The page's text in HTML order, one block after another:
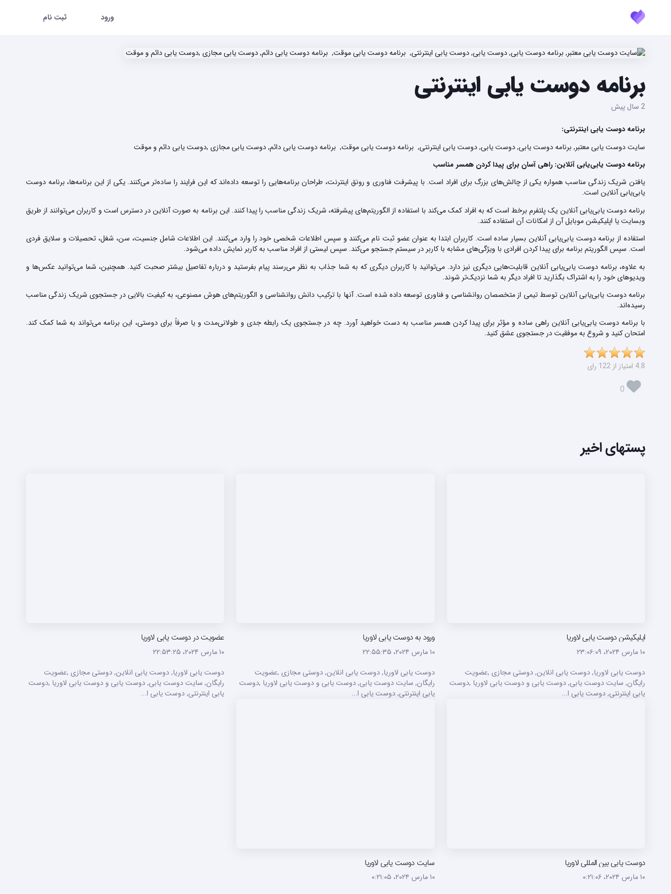
ورود ثبت نام
برنامه دوست یابی اینترنتی
2 سال پیش
برنامه دوست یابی اینترنتی:
سایت دوست یابی معتبر, برنامه دوست یابی, دوست یابی, دوست یابی اینترنتی, برنامه دوست یابی موقت, برنامه دوست یابی دائم, دوست یابی مجازی ,دوست یابی دائم و موقت
برنامه دوست یابی‌یابی آنلاین: راهی آسان برای پیدا کردن همسر مناسب
یافتن شریک زندگی مناسب همواره یکی از چالش‌های بزرگ برای افراد است. با پیشرفت فناوری و رونق اینترنت، طراحان برنامه‌هایی را توسعه داده‌اند که این فرایند را ساده‌تر می‌کنند. یکی از این برنامه‌ها، برنامه دوست
یابی‌یابی آنلاین است.
برنامه دوست یابی‌یابی آنلاین یک پلتفرم برخط است که به افراد کمک می‌کند با استفاده از الگوریتم‌های پیشرفته، شریک زندگی مناسب را پیدا کنند. این برنامه به صورت آنلاین در دسترس است و کاربران می‌توانند از طریق
وبسایت یا اپلیکیشن موبایل آن از امکانات آن استفاده کنند.
استفاده از برنامه دوست یابی‌یابی آنلاین بسیار ساده است. کاربران ابتدا به عنوان عضو ثبت نام می‌کنند و سپس اطلاعات شخصی خود را وارد می‌کنند. این اطلاعات شامل جنسیت، سن، شغل، تحصیلات و سلایق فردی
است. سپس الگوریتم برنامه برای پیدا کردن افرادی با ویژگی‌های مشابه با کاربر در سیستم جستجو می‌کند. سپس لیستی از افراد مناسب به کاربر نمایش داده می‌شود.
به علاوه، برنامه دوست یابی‌یابی آنلاین قابلیت‌هایی دیگری نیز دارد. می‌توانید با کاربران دیگری که به شما جذاب به نظر می‌رسند پیام بفرستید و درباره تفاصیل بیشتر صحبت کنید. همچنین، شما می‌توانید عکس‌ها و
ویدیوهای خود را به اشتراک بگذارید تا افراد دیگر به شما نزدیک‌تر شوند.
برنامه دوست یابی‌یابی آنلاین توسط تیمی از متخصصان روانشناسی و فناوری توسعه داده شده است. آنها با ترکیب دانش روانشناسی و الگوریتم‌های هوش مصنوعی، به کیفیت بالایی در جستجوی شریک زندگی مناسب
رسیده‌اند.
با برنامه دوست یابی‌یابی آنلاین راهی ساده و مؤثر برای پیدا کردن همسر مناسب به دست خواهید آورد. چه در جستجوی یک رابطه جدی و طولانی‌مدت و یا صرفاً برای دوستی، این برنامه می‌تواند به شما کمک کند.
امتحان کنید و شروع به موفقیت در جستجوی عشق کنید.
4.8 امتیاز از 122 رای
0
پستهای اخیر
اپلیکیشن دوست یابی لاوریا
۱۰ مارس ۲۰۲۴،‏ ۲۳:۰۶:۰۹
دوست یابی لاوریا, دوست یابی انلاین, دوستی مجازی ,عضویت
رایگان, سایت دوست یابی, دوست یابی و دوست یابی لاوریا ,دوست
یابی اینترنتی, دوست یابی ا...
ورود به دوست یابی لاوریا
۱۰ مارس ۲۰۲۴،‏ ۲۲:۵۵:۳۵
دوست یابی لاوریا, دوست یابی انلاین, دوستی مجازی ,عضویت
رایگان, سایت دوست یابی, دوست یابی و دوست یابی لاوریا ,دوست
یابی اینترنتی, دوست یابی ا...
عضویت در دوست یابی لاوریا
۱۰ مارس ۲۰۲۴،‏ ۲۲:۵۳:۲۵
دوست یابی لاوریا, دوست یابی انلاین, دوستی مجازی ,عضویت
رایگان, سایت دوست یابی, دوست یابی و دوست یابی لاوریا ,دوست
یابی اینترنتی, دوست یابی ا...
دوست یابی بین المللی لاوریا
۱۰ مارس ۲۰۲۴،‏ ۰:۲۱:۰۶
سایت دوست یابی لاوریا
۱۰ مارس ۲۰۲۴،‏ ۰:۲۱:۰۵